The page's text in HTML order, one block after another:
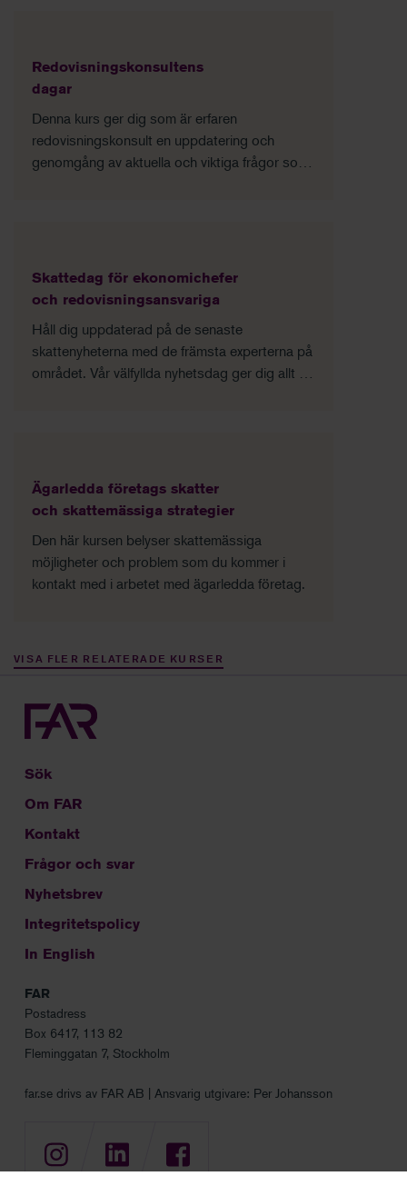
Redovisningskonsultens
dagar
Denna kurs ger dig som är erfaren
redovisningskonsult en uppdatering och
genomgång av aktuella och viktiga frågor som
Skattedag för ekonomichefer
och redovisningsansvariga
Håll dig uppdaterad på de senaste
skattenyheterna med de främsta experterna på
området. Vår välfyllda nyhetsdag ger dig allt du
Ägarledda företags skatter
och skattemässiga strategier
Den här kursen belyser skattemässiga
möjligheter och problem som du kommer i
kontakt med i arbetet med ägarledda företag.
VISA FLER RELATERADE KURSER
Sök
Om FAR
Kontakt
Frågor och svar
Nyhetsbrev
Integritetspolicy
In English
FAR
Postadress
Box 6417, 113 82
Fleminggatan 7, Stockholm
far.se drivs av FAR AB | Ansvarig utgivare: Per Johansson